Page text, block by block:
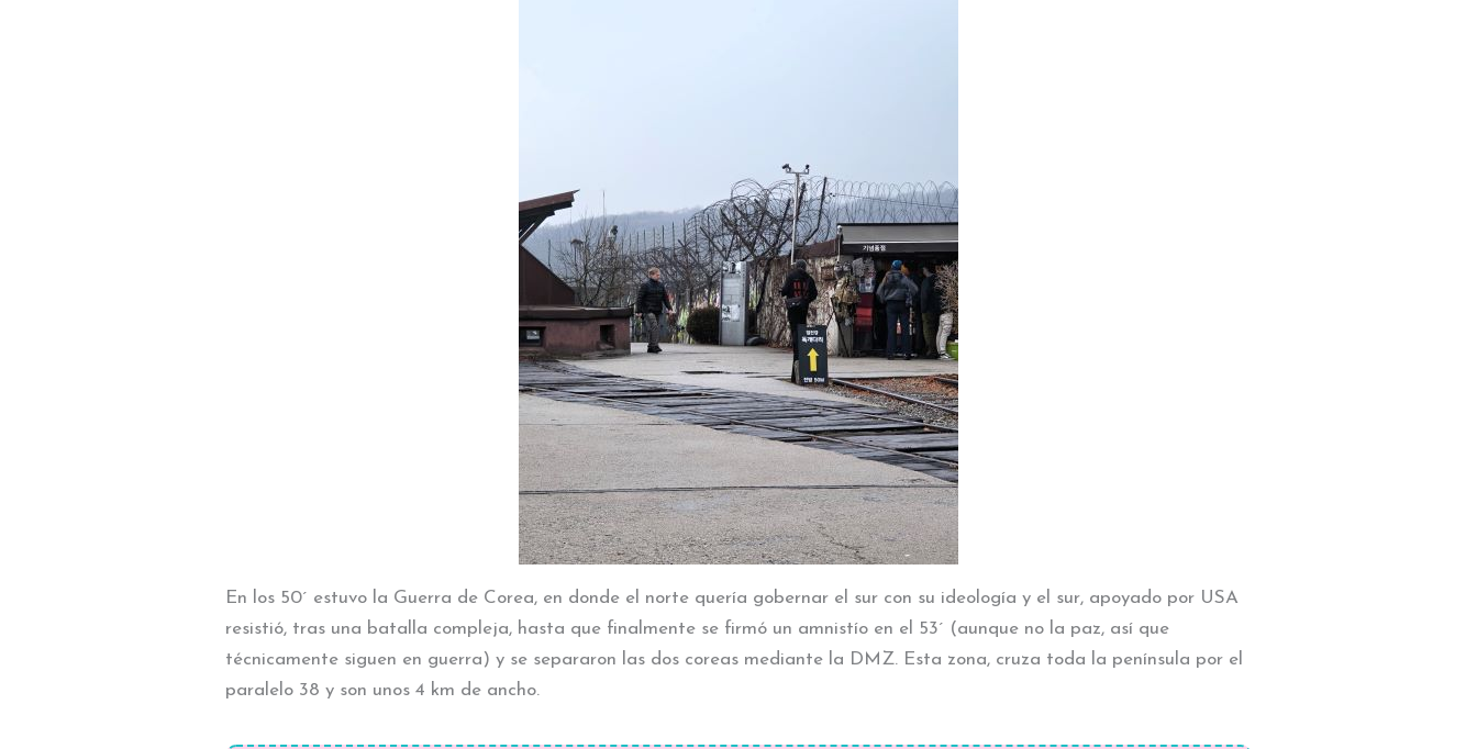
En los 50´ estuvo la Guerra de Corea, en donde el norte quería gobernar el sur con su ideología y el sur, apoyado por USA
resistió, tras una batalla compleja, hasta que finalmente se firmó un amnistío en el 53´ (aunque no la paz, así que
técnicamente siguen en guerra) y se separaron las dos coreas mediante la DMZ. Esta zona, cruza toda la península por el
paralelo 38 y son unos 4 km de ancho.